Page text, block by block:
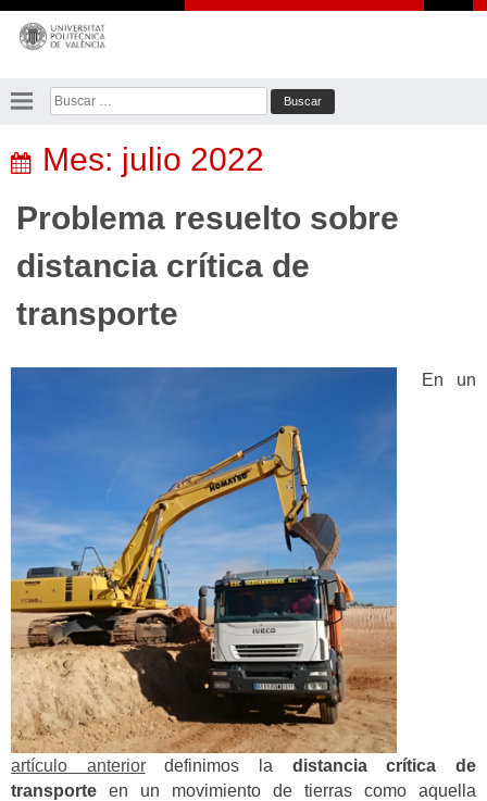
Saltar
contenido
Buscar:
Mes: julio 2022
Problema resuelto sobre
distancia crítica de
transporte
En un
artículo anteriordefinimos la distancia crítica de
transporte en un movimiento de tierras como aquella